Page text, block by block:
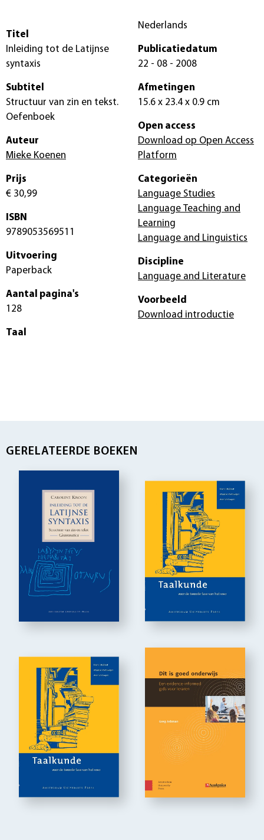
Titel
Inleiding tot de Latijnse
syntaxis
Subtitel
Structuur van zin en tekst.
Oefenboek
Auteur
Mieke Koenen
Prijs
€ 30,99
ISBN
9789053569511
Uitvoering
Paperback
Aantal pagina's
128
Taal
Nederlands
Publicatiedatum
22 - 08 - 2008
Afmetingen
15.6 x 23.4 x 0.9 cm
Open access
Download op Open Access
Platform
Categorieën
Language Studies
Language Teaching and
Learning
Language and Linguistics
Discipline
Language and Literature
Voorbeeld
Download introductie
GERELATEERDE BOEKEN